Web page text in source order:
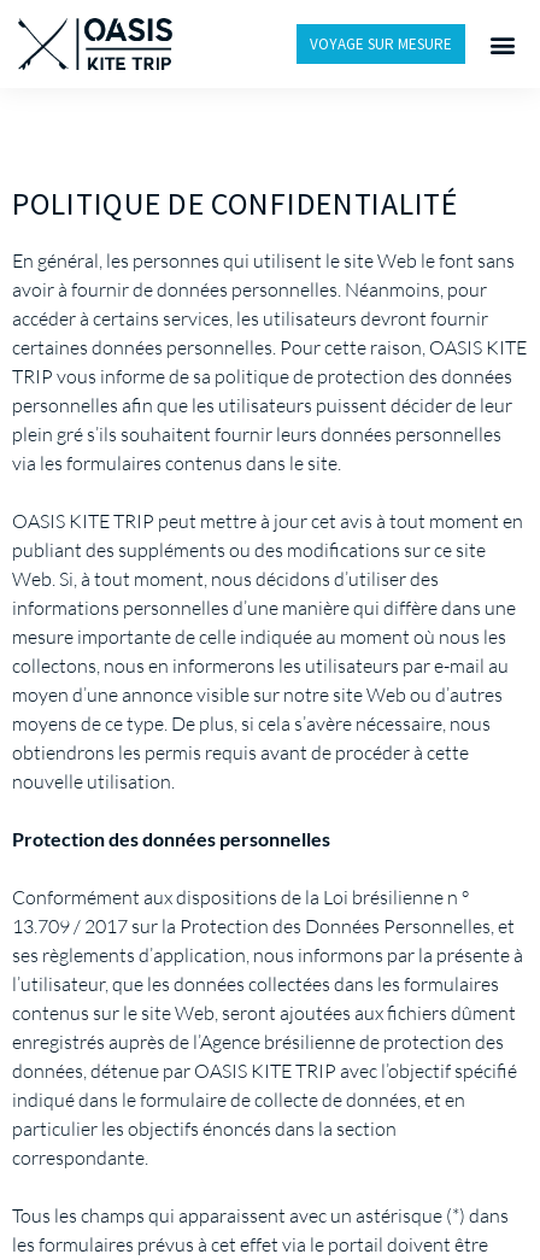
VOYAGE SUR MESURE
POLITIQUE DE CONFIDENTIALITÉ
En général, les personnes qui utilisent le site Web le font sans
avoir à fournir de données personnelles. Néanmoins, pour
accéder à certains services, les utilisateurs devront fournir
certaines données personnelles. Pour cette raison, OASIS KITE
TRIP vous informe de sa politique de protection des données
personnelles afin que les utilisateurs puissent décider de leur
plein gré s’ils souhaitent fournir leurs données personnelles
via les formulaires contenus dans le site.
OASIS KITE TRIP peut mettre à jour cet avis à tout moment en
publiant des suppléments ou des modifications sur ce site
Web. Si, à tout moment, nous décidons d’utiliser des
informations personnelles d’une manière qui diffère dans une
mesure importante de celle indiquée au moment où nous les
collectons, nous en informerons les utilisateurs par e-mail au
moyen d’une annonce visible sur notre site Web ou d’autres
moyens de ce type. De plus, si cela s’avère nécessaire, nous
obtiendrons les permis requis avant de procéder à cette
nouvelle utilisation.
Protection des données personnelles
Conformément aux dispositions de la Loi brésilienne n °
13.709 / 2017 sur la Protection des Données Personnelles, et
ses règlements d’application, nous informons par la présente à
l’utilisateur, que les données collectées dans les formulaires
contenus sur le site Web, seront ajoutées aux fichiers dûment
enregistrés auprès de l’Agence brésilienne de protection des
données, détenue par OASIS KITE TRIP avec l’objectif spécifié
indiqué dans le formulaire de collecte de données, et en
particulier les objectifs énoncés dans la section
correspondante.
Tous les champs qui apparaissent avec un astérisque (*) dans
les formulaires prévus à cet effet via le portail doivent être